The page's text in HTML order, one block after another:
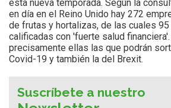
esta nueva temporada. Según la
en día en el Reino Unido hay 272
de frutas y hortalizas, de las cuales
calificadas con 'fuerte salud
precisamente ellas las que podrán
Covid-19 y también la del Brexit.
Suscríbete a nuestro